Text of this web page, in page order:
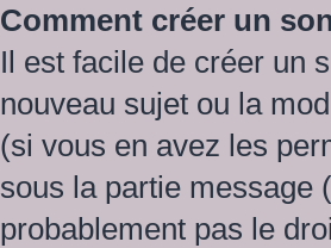
Comment créer un
Il est facile de créer un
nouveau sujet ou la
(si vous en avez les
sous la partie message
probablement pas le